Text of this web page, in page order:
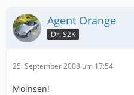
Agent Orange
Dr. S2K
25. September 2008 um 17:54
Moinsen!